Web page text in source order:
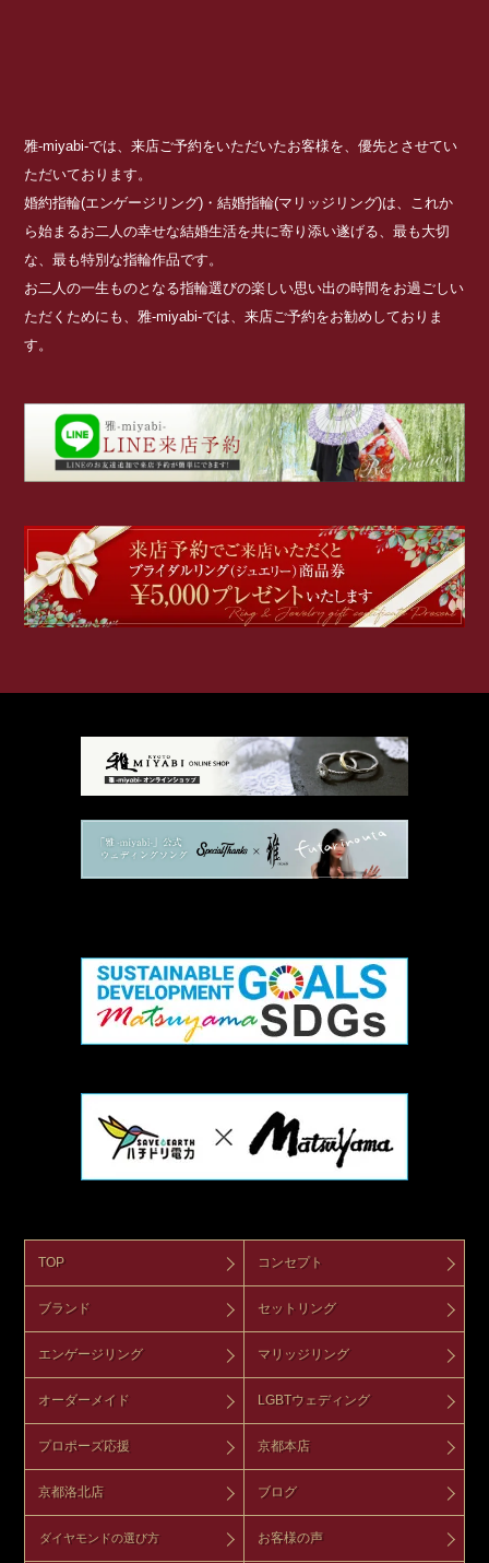
雅-miyabi-では、来店ご予約をいただいたお客様を、優先とさせてい
ただいております。
婚約指輪(エンゲージリング)・結婚指輪(マリッジリング)は、これか
ら始まるお二人の幸せな結婚生活を共に寄り添い遂げる、最も大切
な、最も特別な指輪作品です。
お二人の一生ものとなる指輪選びの楽しい思い出の時間をお過ごしい
ただくためにも、雅-miyabi-では、来店ご予約をお勧めしておりま
す。
TOP コンセプト
ブランド セットリング
エンゲージリング マリッジリング
オーダーメイド LGBTウェディング
プロポーズ応援 京都本店
京都洛北店 ブログ
ダイヤモンドの選び方 お客様の声